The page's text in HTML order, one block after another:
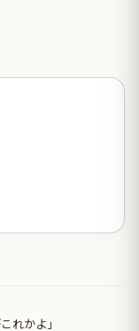
これかよ」